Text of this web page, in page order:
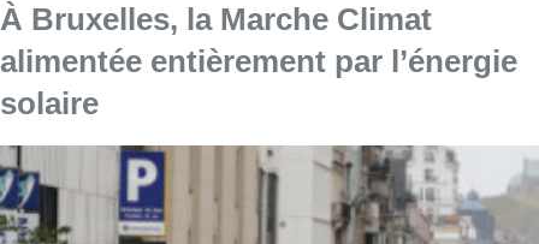
À Bruxelles, la Marche Climat
alimentée entièrement par l’énergie
solaire